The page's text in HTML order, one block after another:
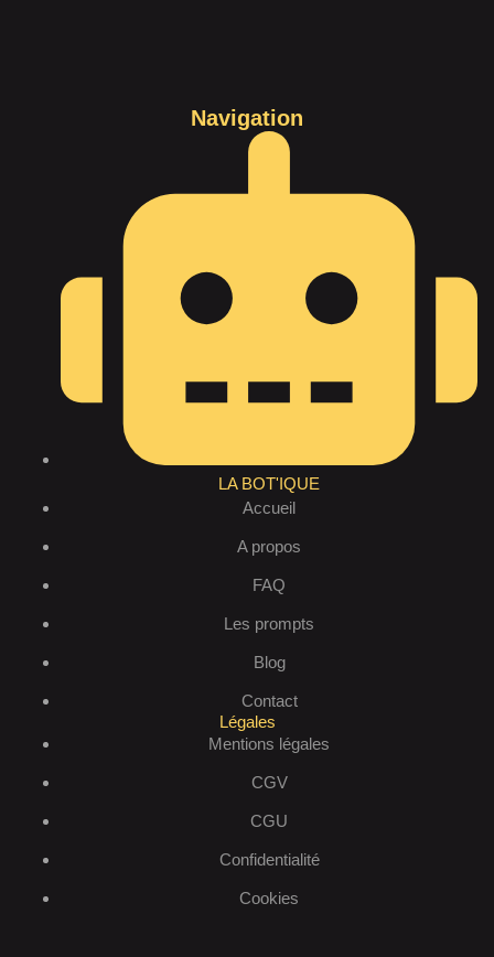
Navigation
LA BOT'IQUE
Accueil
A propos
FAQ
Les prompts
Blog
Contact
Légales
Mentions légales
CGV
CGU
Confidentialité
Cookies